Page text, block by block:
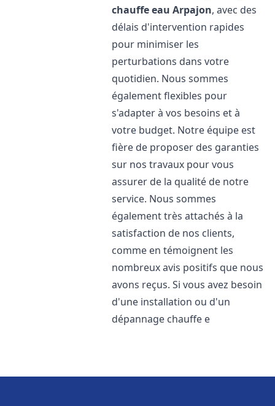
chauffe eau Arpajon, avec des
délais d'intervention rapides
pour minimiser les
perturbations dans votre
quotidien. Nous sommes
également flexibles pour
s'adapter à vos besoins et à
votre budget. Notre équipe est
fière de proposer des garanties
sur nos travaux pour vous
assurer de la qualité de notre
service. Nous sommes
également très attachés à la
satisfaction de nos clients,
comme en témoignent les
nombreux avis positifs que nous
avons reçus. Si vous avez besoin
d'une installation ou d'un
dépannage chauffe e